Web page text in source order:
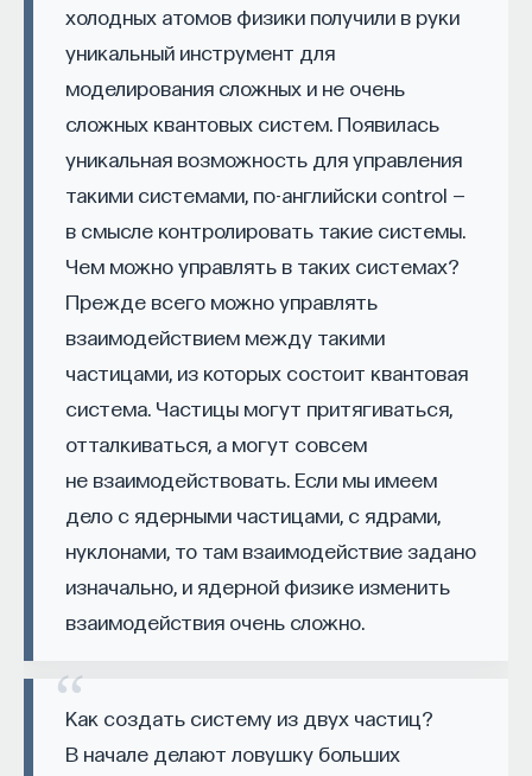
холодных атомов физики получили в руки
уникальный инструмент для
моделирования сложных и не очень
сложных квантовых систем. Появилась
уникальная возможность для управления
такими системами, по-английски control —
в смысле контролировать такие системы.
Чем можно управлять в таких системах?
Прежде всего можно управлять
взаимодействием между такими
частицами, из которых состоит квантовая
система. Частицы могут притягиваться,
отталкиваться, а могут совсем
не взаимодействовать. Если мы имеем
дело с ядерными частицами, с ядрами,
нуклонами, то там взаимодействие задано
изначально, и ядерной физике изменить
взаимодействия очень сложно.
Как создать систему из двух частиц?
В начале делают ловушку больших
Непрозрачные механизмы в инновационных
компаниях усложняют процесс
трудоустройства​;
Стереотипы не позволяют эффективно
конкурировать на международном рынке​.
Что такое Naukka Talents
Naukka Talents — это не просто рекрутинговый
сервис, а комплексная платформа поддержки
специалистов на пути к карьере в глобальных
инновационных индустриях. Сервис помогает
преодолеть существующие барьеры через
обучение, карьерное сопровождение и прямые
связи с компаниями, заинтересованными
Сервис создан для всех, кто хочет найти свой
путь в инновационных индустриях:
Учёных, инженеров и исследователей
Специалистов с STEM-образованием,
желающих сменить сферу деятельности;
Тех, кто пока не имеет достаточного опыта
Квантовая хромодинамика, теория сильных
взаимодействий — это достаточно
интересная наука, и она обладает рядом
аномальных свойств. Как раз одно
из аномальных свойств — это то, что,
помимо того естественного механизма,
когда отрицательные заряды
притягиваются к положительному,
а положительные отталкиваются, есть
своего рода другие положительные
заряды, которые, вместо того чтобы
отталкиваться от положительного, к нему,
наоборот, притягиваются. То есть
получается у нас такая игра двух
эффектов: с одной стороны, увеличение
заряда, а с другой стороны, уменьшение
заряда.
Когда мы начинаем удалять кварк
достаточно далеко, между кварками